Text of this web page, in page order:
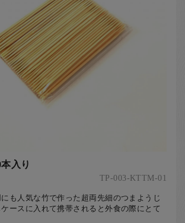
入り
TP-003-KTTM-01
も人気な竹で作った超両先細のつまようじ
ースに入れて携帯されると外食の際にとて